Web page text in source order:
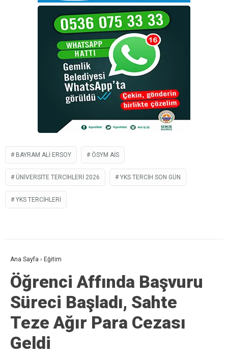
BAYRAM ALI ERSOY ÖSYM AİS
ÜNIVERSITE TERCIHLERI 2026 YKS TERCIH SON GÜN
YKS TERCIHLERI
Ana Sayfa › Eğitim
Öğrenci Affında Başvuru
Süreci Başladı, Sahte
Teze Ağır Para Cezası
Geldi